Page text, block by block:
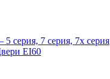
серия, 7 серия, 7х серия
EI60